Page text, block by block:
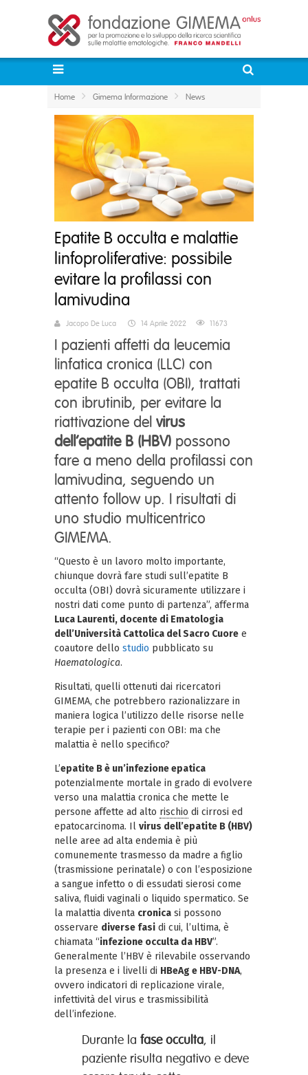
Home Gimema Informazione News
Epatite B occulta e malattie
linfoproliferative: possibile
evitare la profilassi con
lamivudina
Jacopo De Luca 14 Aprile 2022 11673
I pazienti affetti da leucemia
linfatica cronica (LLC) con
epatite B occulta (OBI), trattati
con ibrutinib, per evitare la
riattivazione del virus
dell’epatite B (HBV) possono
fare a meno della profilassi con
lamivudina, seguendo un
attento follow up. I risultati di
uno studio multicentrico
GIMEMA.
“Questo è un lavoro molto importante,
chiunque dovrà fare studi sull’epatite B
occulta (OBI) dovrà sicuramente utilizzare i
nostri dati come punto di partenza”, afferma
Luca Laurenti, docente di Ematologia
dell’Università Cattolica del Sacro Cuore e
coautore dello studio pubblicato su
Haematologica.
Risultati, quelli ottenuti dai ricercatori
GIMEMA, che potrebbero razionalizzare in
maniera logica l’utilizzo delle risorse nelle
terapie per i pazienti con OBI: ma che
malattia è nello specifico?
L’epatite B è un’infezione epatica
potenzialmente mortale in grado di evolvere
verso una malattia cronica che mette le
persone affette ad alto rischio di cirrosi ed
epatocarcinoma. Il virus dell’epatite B (HBV)
nelle aree ad alta endemia è più
comunemente trasmesso da madre a figlio
(trasmissione perinatale) o con l’esposizione
a sangue infetto o di essudati sierosi come
saliva, fluidi vaginali o liquido spermatico. Se
la malattia diventa cronica si possono
osservare diverse fasi di cui, l’ultima, è
chiamata “infezione occulta da HBV”.
Generalmente l’HBV è rilevabile osservando
la presenza e i livelli di HBeAg e HBV-DNA,
ovvero indicatori di replicazione virale,
infettività del virus e trasmissibilità
dell’infezione.
Durante la fase occulta, il
paziente risulta negativo e deve